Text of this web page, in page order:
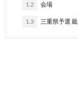
1.2 会場
1.3 三重県予選